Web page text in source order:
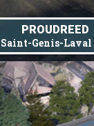
PROUDREED
Saint-Genis-Laval